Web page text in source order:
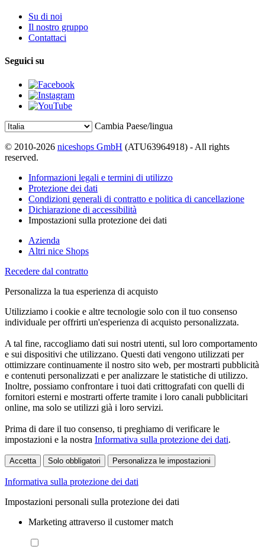
Su di noi
Il nostro gruppo
Contattaci
Seguici su
Cambia Paese/lingua
© 2010-2026 niceshops GmbH (ATU63964918) - All rights
reserved.
Informazioni legali e termini di utilizzo
Protezione dei dati
Condizioni generali di contratto e politica di cancellazione
Dichiarazione di accessibilità
Impostazioni sulla protezione dei dati
Azienda
Altri nice Shops
Recedere dal contratto
Personalizza la tua esperienza di acquisto
Utilizziamo i cookie e altre tecnologie solo con il tuo consenso
individuale per offrirti un'esperienza di acquisto personalizzata.
A tal fine, raccogliamo dati sui nostri utenti, sul loro comportamento
e sui dispositivi che utilizzano. Questi dati vengono utilizzati per
ottimizzare continuamente il nostro sito web, per mostrarti pubblicità
e contenuti personalizzati e per analizzare le statistiche di utilizzo.
Inoltre, possiamo confrontare i tuoi dati crittografati con quelli di
fornitori esterni e mostrarti offerte tramite i loro canali pubblicitari
online, ma solo se utilizzi già i loro servizi.
Prima di dare il tuo consenso, ti preghiamo di verificare le
impostazioni e la nostra Informativa sulla protezione dei dati.
Accetta Solo obbligatori Personalizza le impostazioni
Informativa sulla protezione dei dati
Impostazioni personali sulla protezione dei dati
Marketing attraverso il customer match